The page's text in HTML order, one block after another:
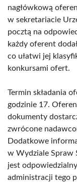
nagłówkową
w sekretariacie
pocztą na
każdy oferent
co ułatwi jej
konkursami ofert.
Termin składania
godzinie 17.
dokumenty
zwrócone
Dodatkowe
w Wydziale Spraw
jest
administracji tego